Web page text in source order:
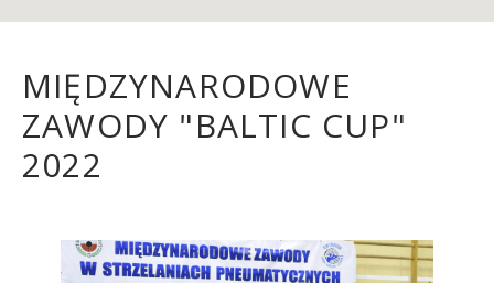
MIĘDZYNARODOWE
ZAWODY "BALTIC CUP"
2022